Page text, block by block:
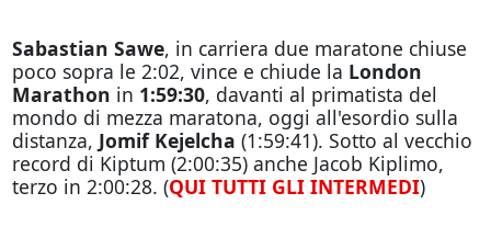
Sabastian Sawe, in carriera due maratone chiuse
poco sopra le 2:02, vince e chiude la London
Marathon in 1:59:30, davanti al primatista del
mondo di mezza maratona, oggi all'esordio sulla
distanza, Jomif Kejelcha (1:59:41). Sotto al vecchio
record di Kiptum (2:00:35) anche Jacob Kiplimo,
terzo in 2:00:28. (QUI TUTTI GLI INTERMEDI)